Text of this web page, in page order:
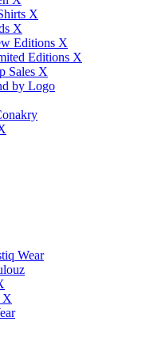
X
X
Editions X
Editions X
Sales X
by Logo
Wear
X